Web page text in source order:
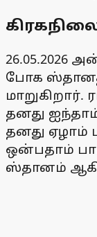
26.05.2026
போக
மாறுகிறார்.
தனது
தனது ஏழாம்
ஒன்பதாம்
ஸ்தானம்